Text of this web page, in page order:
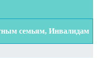
семьям, Инвалидам